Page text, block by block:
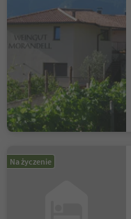
Na życzenie